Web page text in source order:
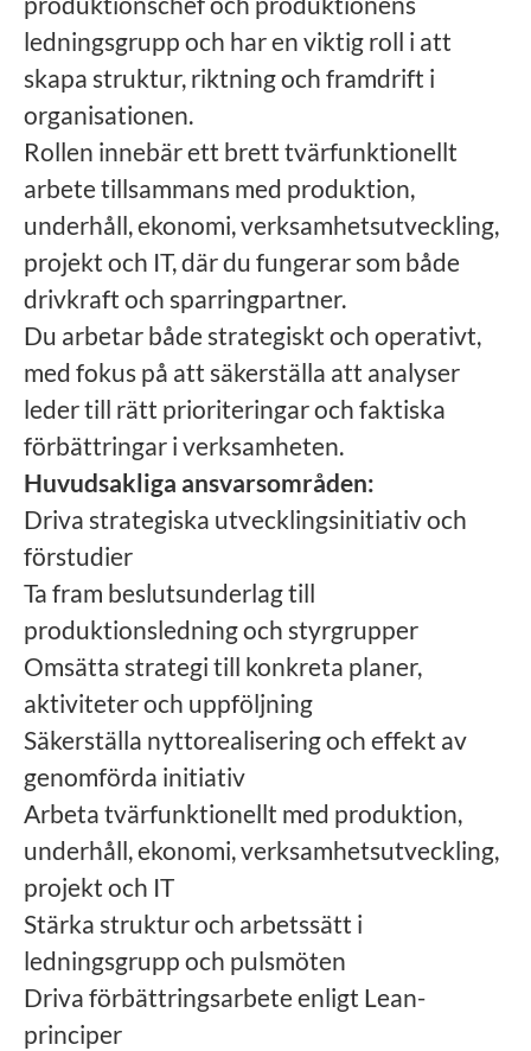
ledningsgrupp och har en viktig roll i att
skapa struktur, riktning och framdrift i
organisationen.
Rollen innebär ett brett tvärfunktionellt
arbete tillsammans med produktion,
underhåll, ekonomi, verksamhetsutveckling,
projekt och IT, där du fungerar som både
drivkraft och sparringpartner.
Du arbetar både strategiskt och operativt,
med fokus på att säkerställa att analyser
leder till rätt prioriteringar och faktiska
förbättringar i verksamheten.
Huvudsakliga ansvarsområden:
Driva strategiska utvecklingsinitiativ och
förstudier
Ta fram beslutsunderlag till
produktionsledning och styrgrupper
Omsätta strategi till konkreta planer,
aktiviteter och uppföljning
Säkerställa nyttorealisering och effekt av
genomförda initiativ
Arbeta tvärfunktionellt med produktion,
underhåll, ekonomi, verksamhetsutveckling,
projekt och IT
Stärka struktur och arbetssätt i
ledningsgrupp och pulsmöten
Driva förbättringsarbete enligt Lean-
principer